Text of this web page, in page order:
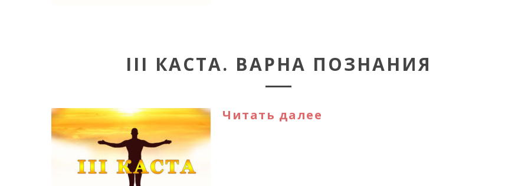
III КАСТА. ВАРНА ПОЗНАНИЯ
Читать далее